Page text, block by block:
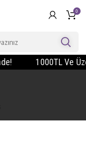
0
1000TL Ve Üzeri